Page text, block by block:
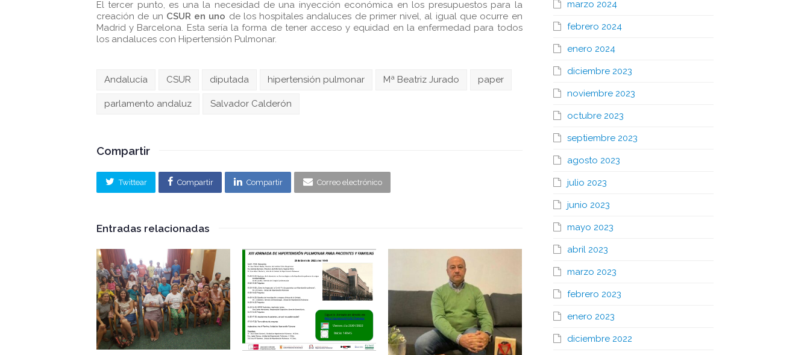
El tercer punto, es una la necesidad de una inyección económica en los presupuestos para la
creación de un CSUR en uno de los hospitales andaluces de primer nivel, al igual que ocurre en
Madrid y Barcelona. Esta sería la forma de tener acceso y equidad en la enfermedad para todos
los andaluces con Hipertensión Pulmonar.
Andalucía CSUR diputada hipertensión pulmonar Mª Beatriz Jurado paper
parlamento andaluz Salvador Calderón
Compartir
Twittear Compartir Compartir Correo electrónico
Entradas relacionadas
marzo 2024
febrero 2024
enero 2024
diciembre 2023
noviembre 2023
octubre 2023
septiembre 2023
agosto 2023
julio 2023
junio 2023
mayo 2023
abril 2023
marzo 2023
febrero 2023
enero 2023
diciembre 2022